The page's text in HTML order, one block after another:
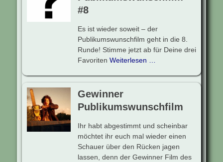
#8
Es ist wieder soweit – der
Publikumswunschfilm geht in die 8.
Runde! Stimme jetzt ab für Deine drei
Favoriten Weiterlesen …
Gewinner
Publikumswunschfilm
Ihr habt abgestimmt und scheinbar
möchtet ihr euch mal wieder einen
Schauer über den Rücken jagen
lassen, denn der Gewinner Film des